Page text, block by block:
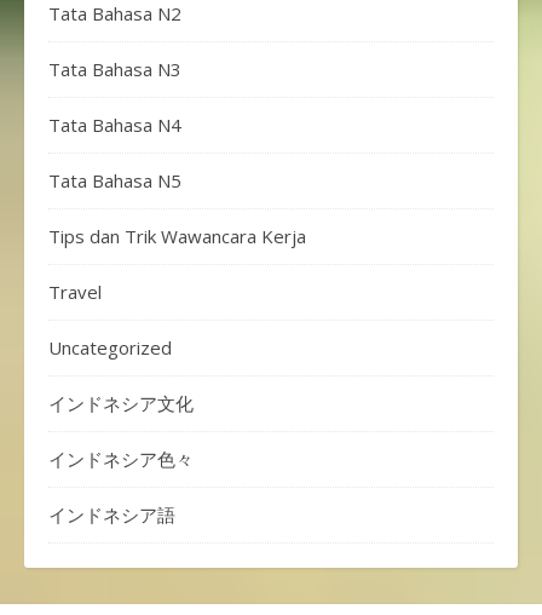
Tata Bahasa N2
Tata Bahasa N3
Tata Bahasa N4
Tata Bahasa N5
Tips dan Trik Wawancara Kerja
Travel
Uncategorized
インドネシア文化
インドネシア色々
インドネシア語